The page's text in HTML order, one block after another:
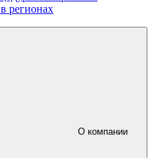
регионах
О компании